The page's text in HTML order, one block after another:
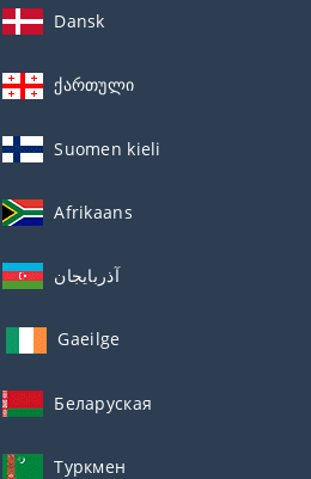
Dansk
ქართული
Suomen kieli
Afrikaans
آذربايجان
Gaeilge
Беларуская
Туркмен